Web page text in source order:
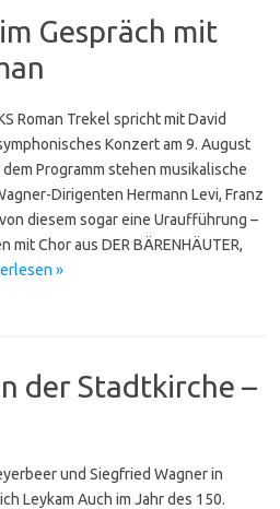
Gespräch mit
Roman Trekel spricht mit David
Konzert am 9. August
Programm stehen musikalische
Dirigenten Hermann Levi, Franz
diesem sogar eine Uraufführung –
Chor aus DER BÄRENHÄUTER,
»
der Stadtkirche –
und Siegfried Wagner in
Leykam Auch im Jahr des 150.